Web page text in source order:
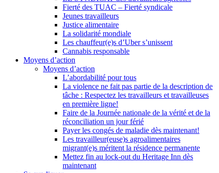
Fierté des TUAC – Fierté syndicale
Jeunes travailleurs
Justice alimentaire
La solidarité mondiale
Les chauffeur(e)s d’Uber s’unissent
Cannabis responsable
Moyens d’action
Moyens d’action
L’abordabilité pour tous
La violence ne fait pas partie de la description de
tâche : Respectez les travailleurs et travailleuses
en première ligne!
Faire de la Journée nationale de la vérité et de la
réconciliation un jour férié
Payer les congés de maladie dès maintenant!
Les travailleur(euse)s agroalimentaires
migrant(e)s méritent la résidence permanente
Mettez fin au lock-out du Heritage Inn dès
maintenant